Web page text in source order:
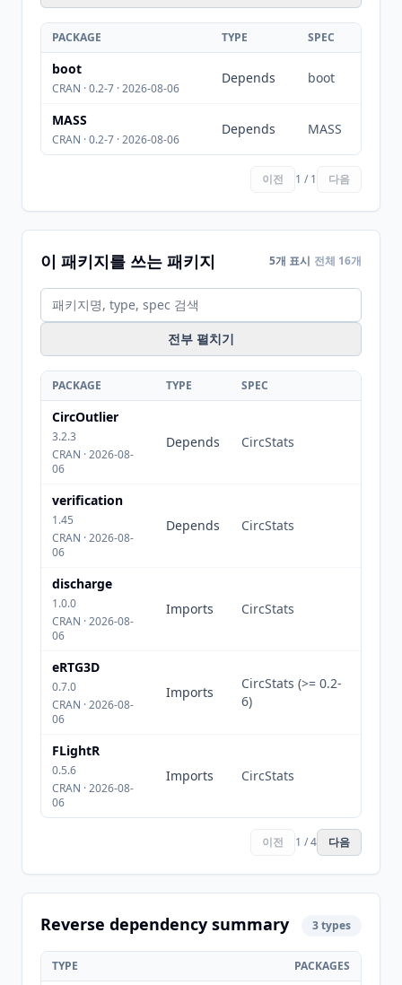
PACKAGE TYPE SPEC
boot
CRAN · 0.2-7 · 2026-08-06
Depends boot
MASS
CRAN · 0.2-7 · 2026-08-06
Depends MASS
이전 1 / 1 다음
이 패키지를 쓰는 패키지 5개 표시 전체 16개
전부 펼치기
PACKAGE TYPE SPEC
CircOutlier
3.2.3
CRAN · 2026-08-
06
Depends CircStats
verification
1.45
CRAN · 2026-08-
06
Depends CircStats
discharge
1.0.0
CRAN · 2026-08-
06
Imports CircStats
eRTG3D
0.7.0
CRAN · 2026-08-
06
Imports
CircStats (>= 0.2-
6)
FLightR
0.5.6
CRAN · 2026-08-
06
Imports CircStats
이전 1 / 4 다음
Reverse dependency summary 3 types
TYPE PACKAGES